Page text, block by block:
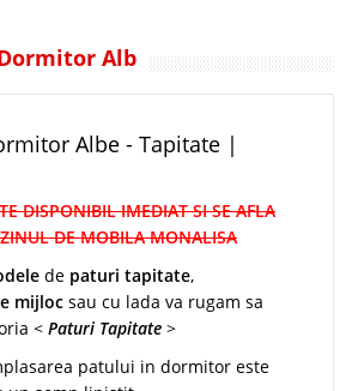
Alb
Albe - Tapitate |
DISPONIBIL IMEDIAT SI SE AFLA
DE MOBILA MONALISA
de paturi tapitate,
mijloc sau cu lada va rugam sa
< Paturi Tapitate >
patului in dormitor este